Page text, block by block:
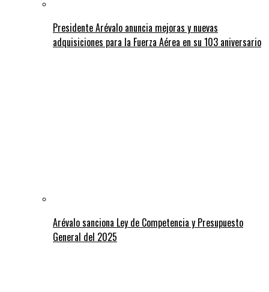
Presidente Arévalo anuncia mejoras y nuevas
adquisiciones para la Fuerza Aérea en su 103 aniversario
Arévalo sanciona Ley de Competencia y Presupuesto
General del 2025